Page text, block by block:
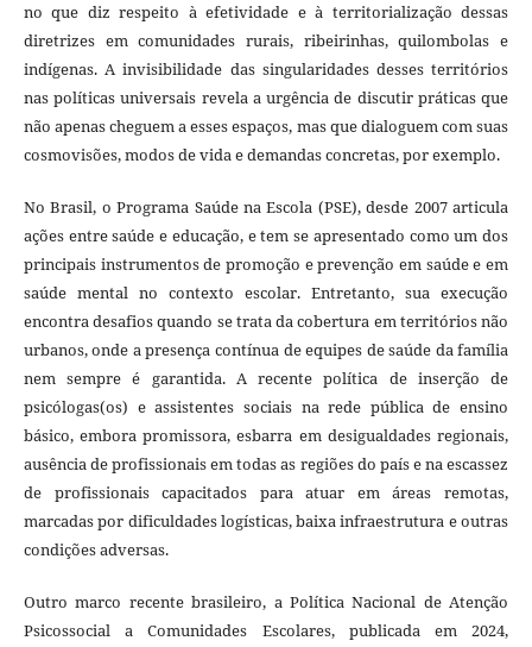
no que diz respeito à efetividade e à territorialização dessas
diretrizes em comunidades rurais, ribeirinhas, quilombolas e
indígenas. A invisibilidade das singularidades desses territórios
nas políticas universais revela a urgência de discutir práticas que
não apenas cheguem a esses espaços, mas que dialoguem com suas
cosmovisões, modos de vida e demandas concretas, por exemplo.
No Brasil, o Programa Saúde na Escola (PSE), desde 2007 articula
ações entre saúde e educação, e tem se apresentado como um dos
principais instrumentos de promoção e prevenção em saúde e em
saúde mental no contexto escolar. Entretanto, sua execução
encontra desafios quando se trata da cobertura em territórios não
urbanos, onde a presença contínua de equipes de saúde da família
nem sempre é garantida. A recente política de inserção de
psicólogas(os) e assistentes sociais na rede pública de ensino
básico, embora promissora, esbarra em desigualdades regionais,
ausência de profissionais em todas as regiões do país e na escassez
de profissionais capacitados para atuar em áreas remotas,
marcadas por dificuldades logísticas, baixa infraestrutura e outras
condições adversas.
Outro marco recente brasileiro, a Política Nacional de Atenção
Psicossocial a Comunidades Escolares, publicada em 2024,